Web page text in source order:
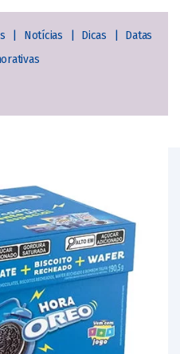
Notícias Dicas
Datas